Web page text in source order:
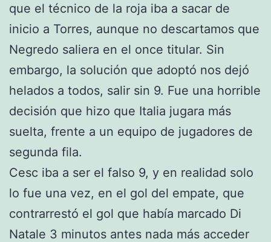
que el técnico de la roja iba a sacar de
inicio a Torres, aunque no descartamos que
Negredo saliera en el once titular. Sin
embargo, la solución que adoptó nos dejó
helados a todos, salir sin 9. Fue una horrible
decisión que hizo que Italia jugara más
suelta, frente a un equipo de jugadores de
segunda fila.
Cesc iba a ser el falso 9, y en realidad solo
lo fue una vez, en el gol del empate, que
contrarrestó el gol que había marcado Di
Natale 3 minutos antes nada más acceder